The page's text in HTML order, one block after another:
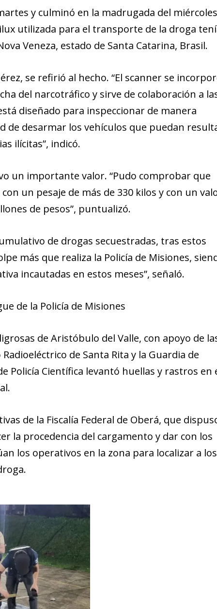
y culminó en la madrugada del
utilizada para el transporte de la droga
Veneza, estado de Santa Catarina, Brasil.
se refirió al hecho. “El scanner se
del narcotráfico y sirve de colaboración a
diseñado para inspeccionar de manera
de desarmar los vehículos que puedan
ilícitas”, indicó.
un importante valor. “Pudo comprobar que
un pesaje de más de 330 kilos y con un
de pesos”, puntualizó.
de drogas secuestradas, tras estos
más que realiza la Policía de Misiones,
incautadas en estos meses”, señaló.
de la Policía de Misiones
de Aristóbulo del Valle, con apoyo de
de Santa Rita y la Guardia de
Policía Científica levantó huellas y rastros en
de la Fiscalía Federal de Oberá, que
la procedencia del cargamento y dar con los
los operativos en la zona para localizar a los